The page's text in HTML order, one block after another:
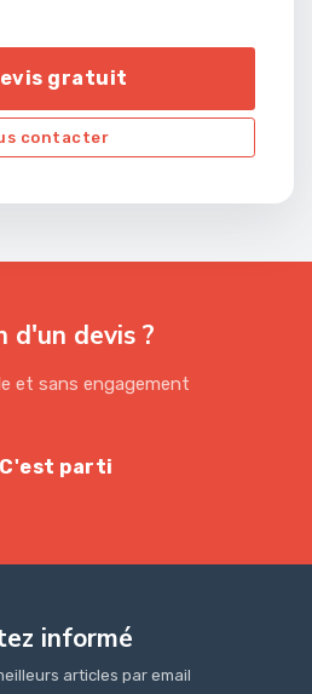
gratuit
contacter
d'un devis ?
et sans engagement
C'est parti
informé
articles par email